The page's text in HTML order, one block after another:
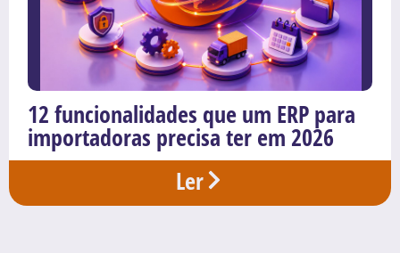
12 funcionalidades que um ERP para
importadoras precisa ter em 2026
Ler